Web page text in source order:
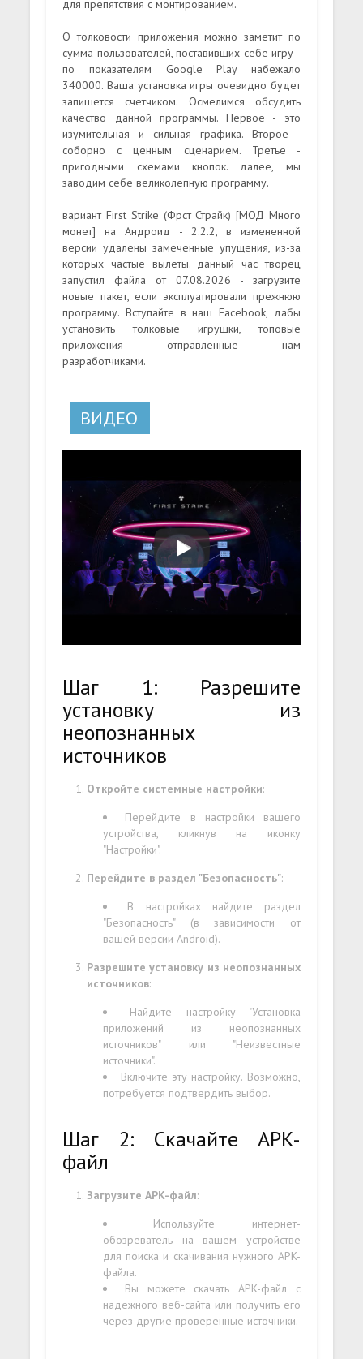
для препятствия с монтированием.
О толковости приложения можно заметит по
сумма пользователей, поставивших себе игру -
по показателям Google Play набежало
340000. Ваша установка игры очевидно будет
запишется счетчиком. Осмелимся обсудить
качество данной программы. Первое - это
изумительная и сильная графика. Второе -
соборно с ценным сценарием. Третье -
пригодными схемами кнопок. далее, мы
заводим себе великолепную программу.
вариант First Strike (Фрст Страйк) [МОД Много
монет] на Андроид - 2.2.2, в измененной
версии удалены замеченные упущения, из-за
которых частые вылеты. данный час творец
запустил файла от 07.08.2026 - загрузите
новые пакет, если эксплуатировали прежнюю
программу. Вступайте в наш Facebook, дабы
установить толковые игрушки, топовые
приложения отправленные нам
разработчиками.
ВИДЕО
Шаг 1: Разрешите
установку из
неопознанных
источников
Откройте системные настройки:
Перейдите в настройки вашего
устройства, кликнув на иконку
"Настройки".
Перейдите в раздел "Безопасность":
В настройках найдите раздел
"Безопасность" (в зависимости от
вашей версии Android).
Разрешите установку из неопознанных
источников:
Найдите настройку "Установка
приложений из неопознанных
источников" или "Неизвестные
источники".
Включите эту настройку. Возможно,
потребуется подтвердить выбор.
Шаг 2: Скачайте APK-
файл
Загрузите APK-файл:
Используйте интернет-
обозреватель на вашем устройстве
для поиска и скачивания нужного APK-
файла.
Вы можете скачать APK-файл с
надежного веб-сайта или получить его
через другие проверенные источники.